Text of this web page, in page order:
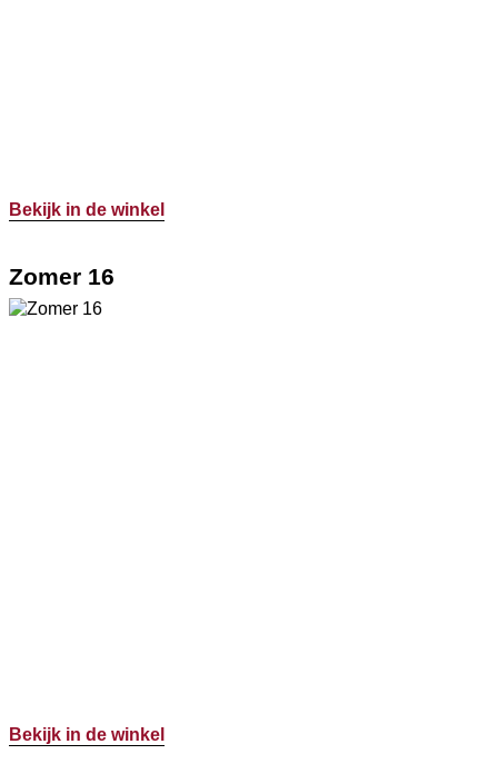
Bekijk in de winkel
Zomer 16
Bekijk in de winkel